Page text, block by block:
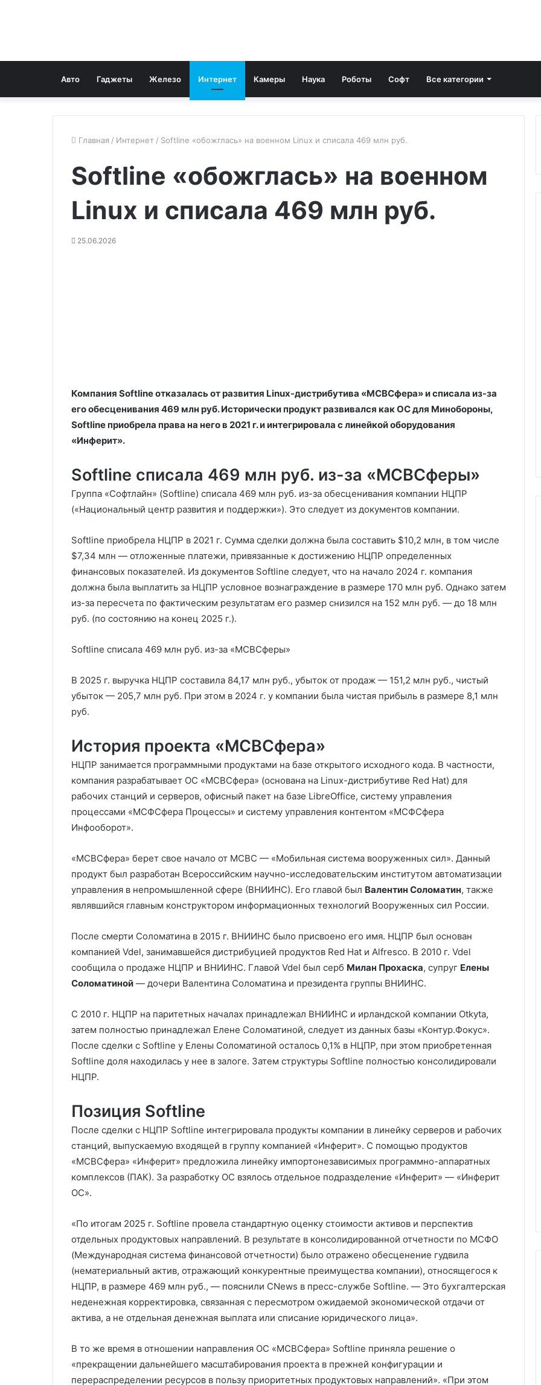
Авто Гаджеты Железо Интернет Камеры Наука Роботы Софт Все категории
Главная / Интернет / Softline «обожглась» на военном Linux и списала 469 млн руб.
Softline «обожглась» на военном
Linux и списала 469 млн руб.
25.06.2026
Компания Softline отказалась от развития Linux-дистрибутива «МСВСфера» и списала из-за
его обесценивания 469 млн руб. Исторически продукт развивался как ОС для Минобороны,
Softline приобрела права на него в 2021 г. и интегрировала с линейкой оборудования
«Инферит».
Softline списала 469 млн руб. из-за «МСВСферы»
Группа «Софтлайн» (Softline) списала 469 млн руб. из-за обесценивания компании НЦПР
(«Национальный центр развития и поддержки»). Это следует из документов компании.
Softline приобрела НЦПР в 2021 г. Сумма сделки должна была составить $10,2 млн, в том числе
$7,34 млн — отложенные платежи, привязанные к достижению НЦПР определенных
финансовых показателей. Из документов Softline следует, что на начало 2024 г. компания
должна была выплатить за НЦПР условное вознаграждение в размере 170 млн руб. Однако затем
из-за пересчета по фактическим результатам его размер снизился на 152 млн руб. — до 18 млн
руб. (по состоянию на конец 2025 г.).
Softline списала 469 млн руб. из-за «МСВСферы»
В 2025 г. выручка НЦПР составила 84,17 млн руб., убыток от продаж — 151,2 млн руб., чистый
убыток — 205,7 млн руб. При этом в 2024 г. у компании была чистая прибыль в размере 8,1 млн
руб.
История проекта «МСВСфера»
НЦПР занимается программными продуктами на базе открытого исходного кода. В частности,
компания разрабатывает ОС «МСВСфера» (основана на Linux-дистрибутиве Red Hat) для
рабочих станций и серверов, офисный пакет на базе LibreOffice, систему управления
процессами «МСФСфера Процессы» и систему управления контентом «МСФСфера
Инфооборот».
«МСВСфера» берет свое начало от МСВС — «Мобильная система вооруженных сил». Данный
продукт был разработан Всероссийским научно-исследовательским институтом автоматизации
управления в непромышленной сфере (ВНИИНС). Его главой был Валентин Соломатин, также
являвшийся главным конструктором информационных технологий Вооруженных сил России.
После смерти Соломатина в 2015 г. ВНИИНС было присвоено его имя. НЦПР был основан
компанией Vdel, занимавшейся дистрибуцией продуктов Red Hat и Alfresco. В 2010 г. Vdel
сообщила о продаже НЦПР и ВНИИНС. Главой Vdel был серб Милан Прохаска, супруг Елены
Соломатиной — дочери Валентина Соломатина и президента группы ВНИИНС.
С 2010 г. НЦПР на паритетных началах принадлежал ВНИИНС и ирландской компании Otkyta,
затем полностью принадлежал Елене Соломатиной, следует из данных базы «Контур.Фокус».
После сделки с Softline у Елены Соломатиной осталось 0,1% в НЦПР, при этом приобретенная
Softline доля находилась у нее в залоге. Затем структуры Softline полностью консолидировали
НЦПР.
Позиция Softline
После сделки с НЦПР Softline интегрировала продукты компании в линейку серверов и рабочих
станций, выпускаемую входящей в группу компанией «Инферит». С помощью продуктов
«МСВСфера» «Инферит» предложила линейку импортонезависимых программно-аппаратных
комплексов (ПАК). За разработку ОС взялось отдельное подразделение «Инферит» — «Инферит
ОС».
«По итогам 2025 г. Softline провела стандартную оценку стоимости активов и перспектив
отдельных продуктовых направлений. В результате в консолидированной отчетности по МСФО
(Международная система финансовой отчетности) было отражено обесценение гудвила
(нематериальный актив, отражающий конкурентные преимущества компании), относящегося к
НЦПР, в размере 469 млн руб., — пояснили CNews в пресс-службе Softline. — Это бухгалтерская
неденежная корректировка, связанная с пересмотром ожидаемой экономической отдачи от
актива, а не отдельная денежная выплата или списание юридического лица».
В то же время в отношении направления ОС «МСВСфера» Softline приняла решение о
«прекращении дальнейшего масштабирования проекта в прежней конфигурации и
перераспределении ресурсов в пользу приоритетных продуктовых направлений». «При этом